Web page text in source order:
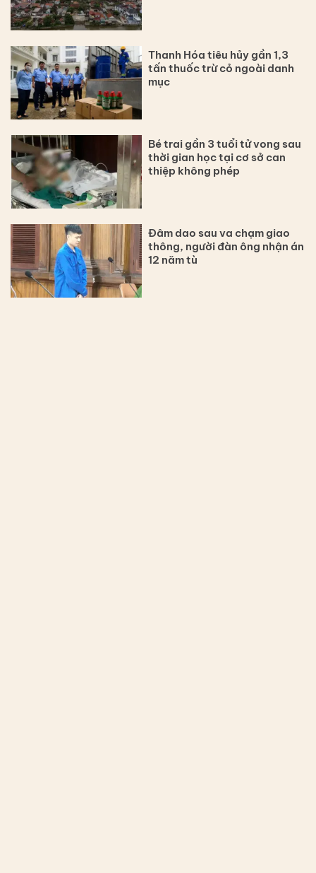
Thanh Hóa tiêu hủy gần 1,3
tấn thuốc trừ cỏ ngoài danh
mục
Bé trai gần 3 tuổi tử vong sau
thời gian học tại cơ sở can
thiệp không phép
Đâm dao sau va chạm giao
thông, người đàn ông nhận án
12 năm tù